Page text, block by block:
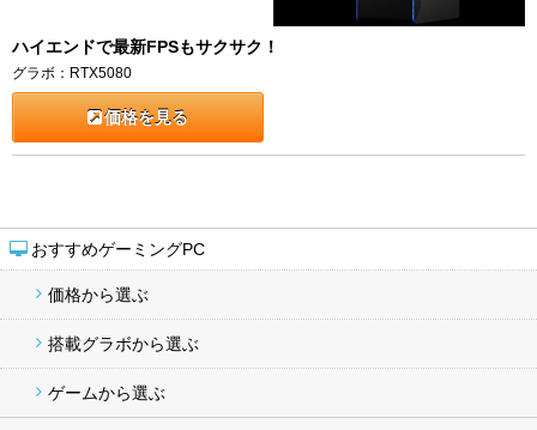
おすすめゲーミングPC
価格から選ぶ
搭載グラボから選ぶ
ゲームから選ぶ
ハイエンドで最新FPSもサクサク！
グラボ：RTX5080
価格を見る